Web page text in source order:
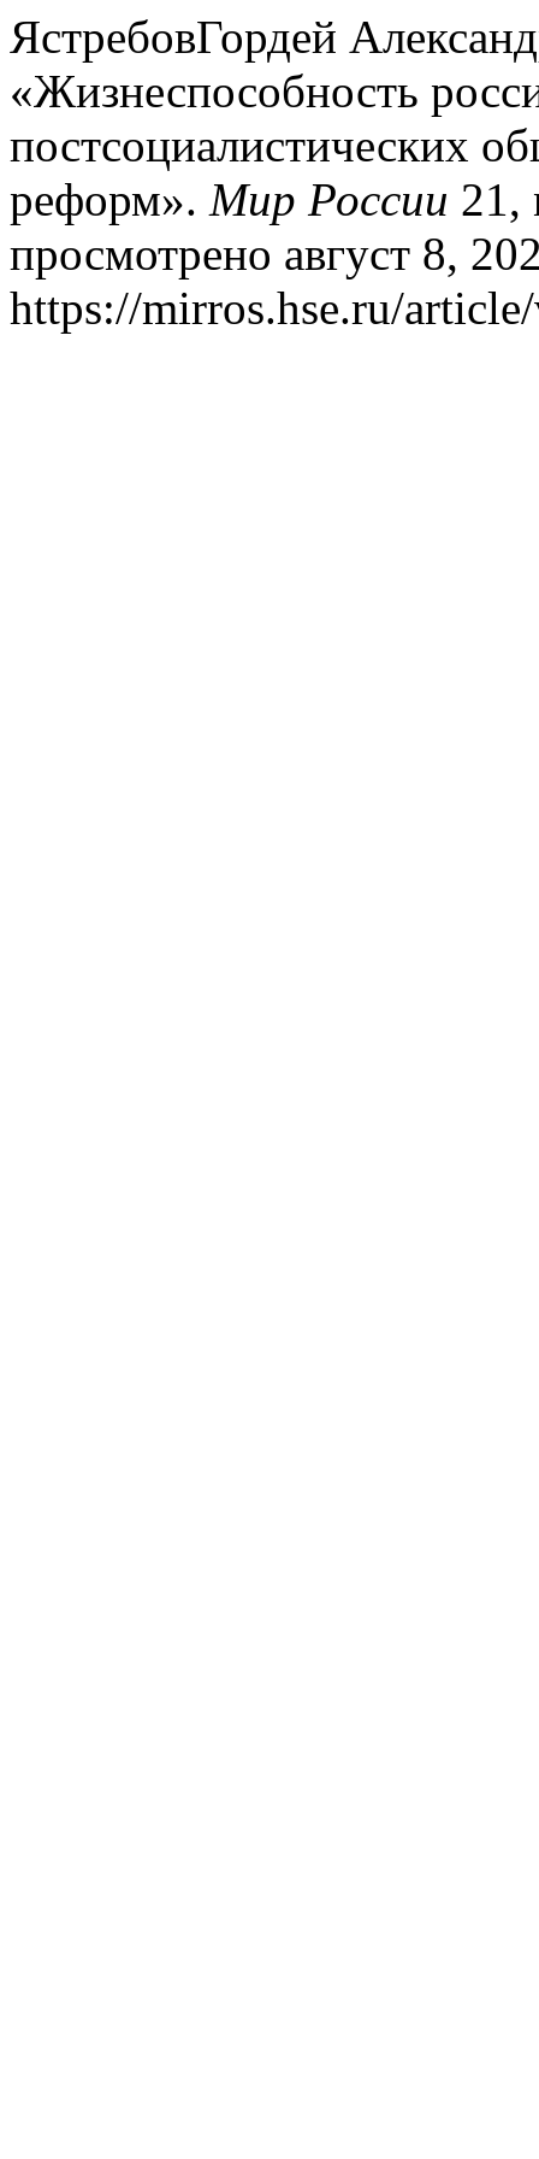
ЯстребовГордей
«Жизнеспособность
постсоциалистических
реформ». Мир России 21,
просмотрено август 8,
https://mirros.hse.ru/